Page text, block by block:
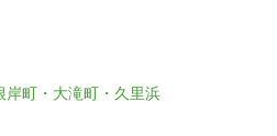
岸町・大滝町・久里浜